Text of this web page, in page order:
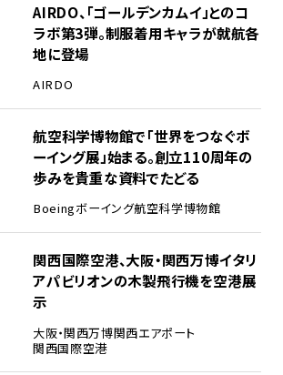
AIRDO、「ゴールデンカムイ」とのコ
ラボ第3弾。制服着用キャラが就航各
地に登場
AIRDO
航空科学博物館で「世界をつなぐボ
ーイング展」始まる。創立110周年の
歩みを貴重な資料でたどる
Boeingボーイング航空科学博物館
関西国際空港、大阪・関西万博イタリ
アパビリオンの木製飛行機を空港展
示
大阪・関西万博関西エアポート
関西国際空港